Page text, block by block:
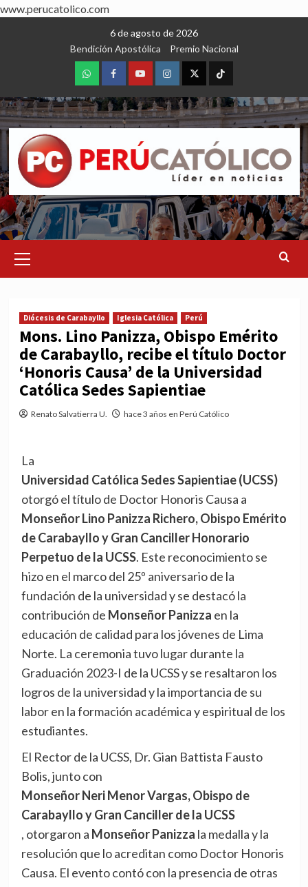
www.perucatolico.com
6 de agosto de 2026
Bendición Apostólica
Premio Nacional
WhatsAppFacebookYoutubeInstagram
X TikTok
Menu
Diócesis de Carabayllo Iglesia Católica Perú
Mons. Lino Panizza, Obispo Emérito
de Carabayllo, recibe el título Doctor
‘Honoris Causa’ de la Universidad
Católica Sedes Sapientiae
Renato Salvatierra U. hace 3 años en Perú Católico
La
Universidad Católica Sedes Sapientiae (UCSS)
otorgó el título de Doctor Honoris Causa a
Monseñor Lino Panizza Richero, Obispo Emérito
de Carabayllo y Gran Canciller Honorario
Perpetuo de la UCSS. Este reconocimiento se
hizo en el marco del 25º aniversario de la
fundación de la universidad y se destacó la
contribución de Monseñor Panizza en la
educación de calidad para los jóvenes de Lima
Norte. La ceremonia tuvo lugar durante la
Graduación 2023-I de la UCSS y se resaltaron los
logros de la universidad y la importancia de su
labor en la formación académica y espiritual de los
estudiantes.
El Rector de la UCSS, Dr. Gian Battista Fausto
Bolis, junto con
Monseñor Neri Menor Vargas, Obispo de
Carabayllo y Gran Canciller de la UCSS
, otorgaron a Monseñor Panizza la medalla y la
resolución que lo acreditan como Doctor Honoris
Causa. El evento contó con la presencia de otras